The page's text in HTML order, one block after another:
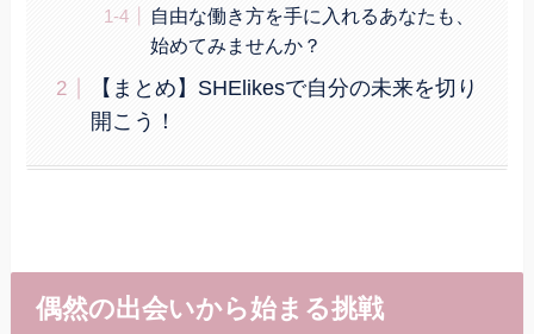
自由な働き方を手に入れるあなたも、
始めてみませんか？
【まとめ】SHElikesで自分の未来を切り
開こう！
偶然の出会いから始まる挑戦